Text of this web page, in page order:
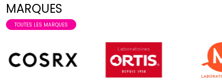
MARQUES
TOUTES LES MARQUES